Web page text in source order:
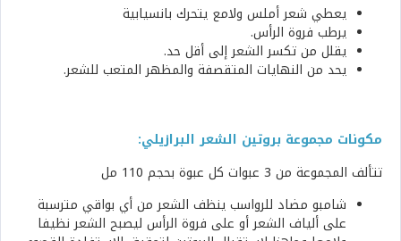
يعطي شعر أملس ولامع يتحرك بانسيابية
يرطب فروة الرأس.
يقلل من تكسر الشعر إلى أقل حد.
يحد من النهايات المتقصفة والمظهر المتعب للشعر.
مكونات مجموعة بروتين الشعر البرازيلي:
تتألف المجموعة من 3 عبوات كل عبوة بحجم 110 مل
شامبو مضاد للرواسب ينظف الشعر من أي بواقي مترسبة
على ألياف الشعر أو على فروة الرأس ليصبح الشعر نظيفا